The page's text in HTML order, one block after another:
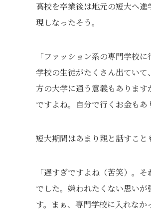
高校を卒業後は地元の短大へ
現しなったそう。
「ファッション系の専門学校
学校の生徒がたくさん出てい
方の大学に通う意義もありま
ですよね。自分で行くお金もあ
短大期間はあまり親と話すこと
「遅すぎですよね（苦笑）。
でした。嫌われたくない思い
す。まぁ、専門学校に入れな